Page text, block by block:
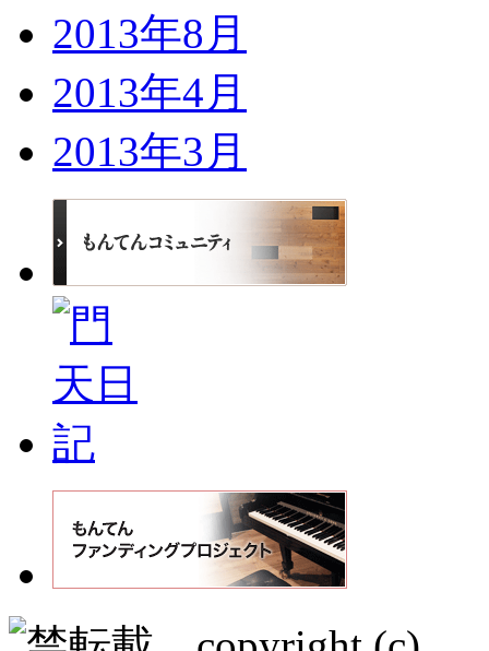
2013年8月
2013年4月
2013年3月